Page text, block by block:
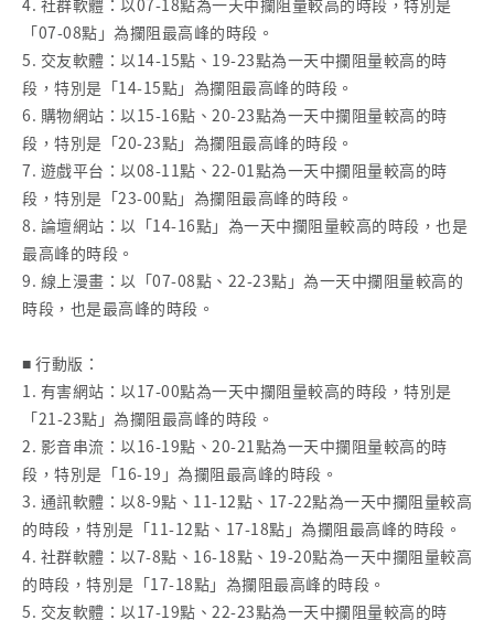
4. 社群軟體：以07-18點為一天中攔阻量較高的時段，特別是
「07-08點」為攔阻最高峰的時段。
5. 交友軟體：以14-15點、19-23點為一天中攔阻量較高的時
段，特別是「14-15點」為攔阻最高峰的時段。
6. 購物網站：以15-16點、20-23點為一天中攔阻量較高的時
段，特別是「20-23點」為攔阻最高峰的時段。
7. 遊戲平台：以08-11點、22-01點為一天中攔阻量較高的時
段，特別是「23-00點」為攔阻最高峰的時段。
8. 論壇網站：以「14-16點」為一天中攔阻量較高的時段，也是
最高峰的時段。
9. 線上漫畫：以「07-08點、22-23點」為一天中攔阻量較高的
時段，也是最高峰的時段。
■ 行動版：
1. 有害網站：以17-00點為一天中攔阻量較高的時段，特別是
「21-23點」為攔阻最高峰的時段。
2. 影音串流：以16-19點、20-21點為一天中攔阻量較高的時
段，特別是「16-19」為攔阻最高峰的時段。
3. 通訊軟體：以8-9點、11-12點、17-22點為一天中攔阻量較高
的時段，特別是「11-12點、17-18點」為攔阻最高峰的時段。
4. 社群軟體：以7-8點、16-18點、19-20點為一天中攔阻量較高
的時段，特別是「17-18點」為攔阻最高峰的時段。
5. 交友軟體：以17-19點、22-23點為一天中攔阻量較高的時